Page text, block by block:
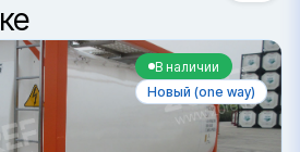
В наличии
Новый (one way)